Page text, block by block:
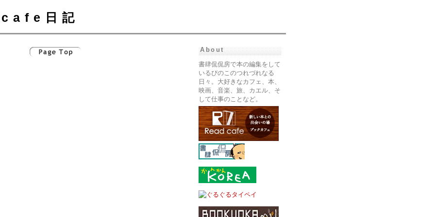
cafe日記
About
書肆侃侃房で本の編集をして
いるぴのこのつれづれなる
日々。大好きなカフェ、本、
映画、音楽、旅、カエル、そ
して仕事のことなど。